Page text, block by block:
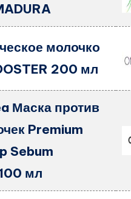
молочко
200 мл
Маска против
Premium
Sebum
мл